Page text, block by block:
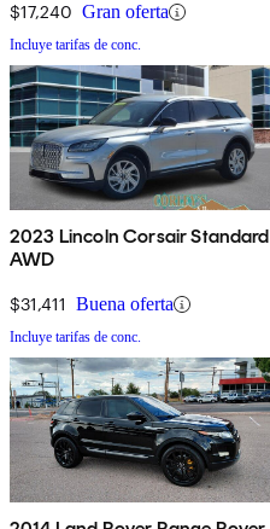
$17,240 Gran oferta
Incluye tarifas de conc.
2023 Lincoln Corsair Standard
AWD
$31,411 Buena oferta
Incluye tarifas de conc.